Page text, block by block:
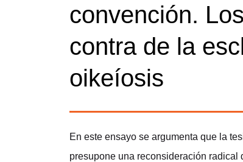
convención.
contra de la
oikeíosis
En este ensayo se argumenta que la
presupone una reconsideración radical